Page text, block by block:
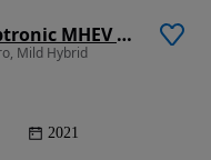
Audi Q7 3.0 50 TDI quattro Tiptronic MHEV Basic
Mild Hybrid
2021